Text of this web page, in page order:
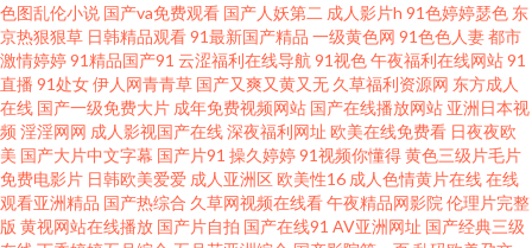
在线 avtt一牛网 美女福利视频导航 91探花一区在线 久久停停 国产精品香蕉
国产 51福利视频 国产后入自慰大片 欧美性爱综合久久 亚洲成人一区 A片w影
院 操人人操 大香蕉伊人成人网 国产综合野草婷婷 国产成人东方AV 国产传媒
系列 国产精品资源站 久久瑟视频 欧美性生活儿网站 av撸撸com 老湿机97老
色图乱伦小说 国产va免费观看 国产人妖第二 成人影片h 91色婷婷瑟色 东
京热狠狠草 日韩精品观看91最新国产精品 一级黄色网 91色色人妻都市
激情婷婷91精品国产91 云涩福利在线导航 91视色午夜福利在线网站91
直播 91处女伊人网青青草 国产又爽又黄又无 久草福利资源网 东方成人
在线 国产一级免费大片 成年免费视频网站 国产在线播放网站 亚洲日本视
频 淫淫网网 成人影视国产在线深夜福利网址 欧美在线免费看 日夜夜欧
美 国产大片中文字幕 国产片91 操久婷婷91视频你懂得黄色三级片毛片
免费电影片 日韩欧美爱爱 成人亚洲区欧美性16 成人色情黄片在线在线
观看亚洲精品 国产热综合 久草网视频在线看午夜精品网影院 伦理片完整
版 黄视网站在线播放 国产片自拍 国产在线91 AV亚洲网址 国产经典三级